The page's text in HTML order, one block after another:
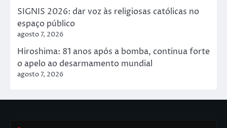
SIGNIS 2026: dar voz às religiosas católicas no
espaço público
agosto 7, 2026
Hiroshima: 81 anos após a bomba, continua forte
o apelo ao desarmamento mundial
agosto 7, 2026